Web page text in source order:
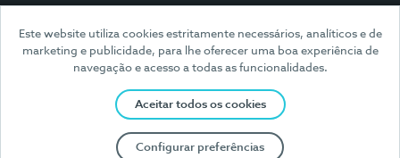
Este website utiliza cookies estritamente necessários, analíticos e de
marketing e publicidade, para lhe oferecer uma boa experiência de
navegação e acesso a todas as funcionalidades.
Aceitar todos os cookies
Configurar preferências